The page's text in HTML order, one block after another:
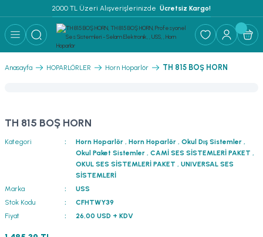
2000 TL Üzeri Alışverişlerinizde Ücretsiz Kargo!
Geri Dön
Geri Dön
Geri Dön
Geri Dön
Geri Dön
Geri Dön
Geri Dön
Geri Dön
Geri Dön
Anasayfa HOPARLÖRLER Horn Hoparlör TH 815 BOŞ HORN
TH 815 BOŞ HORN
Kategori Horn Hoparlör ,Horn Hoparlör ,Okul Dış Sistemler ,
Okul Paket Sistemler ,CAMİ SES SİSTEMLERİ PAKET ,
OKUL SES SİSTEMLERİ PAKET ,UNIVERSAL SES
SİSTEMLERİ
Marka
USS
Stok Kodu
CFHTWY39
Fiyat
26,00 USD + KDV